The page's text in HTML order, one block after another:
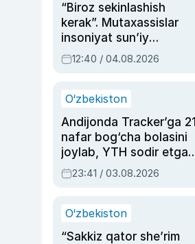
“Biroz sekinlashish
kerak”. Mutaxassislar
insoniyat sun’iy
intellektni boshqara
olmay qolishidan xavotir
12:40 / 04.08.2026
O‘zbekiston
Andijonda Tracker’ga 21
nafar bog‘cha bolasini
joylab, YTH sodir etgan
ayolga sud hukmi o‘qildi
23:41 / 03.08.2026
O‘zbekiston
“Sakkiz qator she’rim